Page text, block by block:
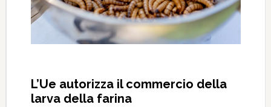
L’Ue autorizza il commercio della
larva della farina